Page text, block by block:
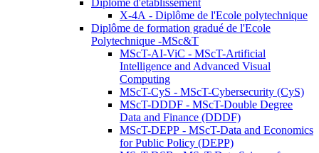
Diplôme d'établissement
X-4A - Diplôme de l'Ecole polytechnique
Diplôme de formation gradué de l'Ecole
Polytechnique -MSc&T
MScT-AI-ViC - MScT-Artificial
Intelligence and Advanced Visual
Computing
MScT-CyS - MScT-Cybersecurity (CyS)
MScT-DDDF - MScT-Double Degree
Data and Finance (DDDF)
MScT-DEPP - MScT-Data and Economics
for Public Policy (DEPP)